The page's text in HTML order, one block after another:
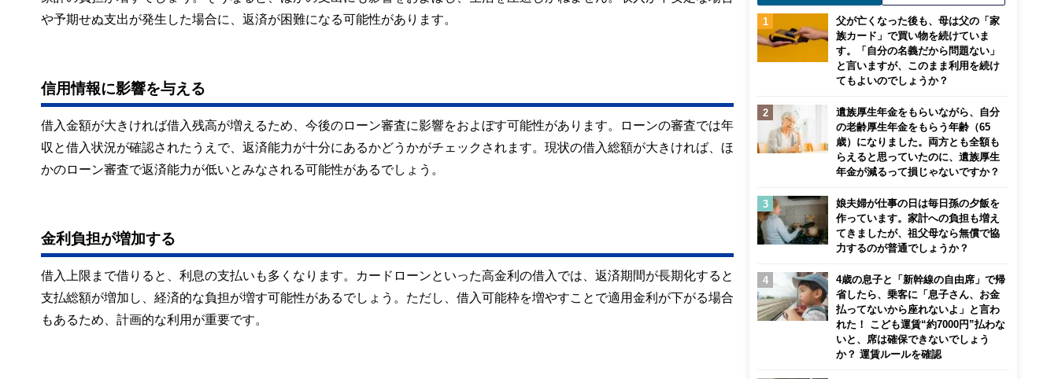
や予期せぬ支出が発生した場合に、返済が困難になる可能性があります。
信用情報に影響を与える
借入金額が大きければ借入残高が増えるため、今後のローン審査に影響をおよぼす可能性があります。ローンの審査では年
収と借入状況が確認されたうえで、返済能力が十分にあるかどうかがチェックされます。現状の借入総額が大きければ、ほ
かのローン審査で返済能力が低いとみなされる可能性があるでしょう。
金利負担が増加する
借入上限まで借りると、利息の支払いも多くなります。カードローンといった高金利の借入では、返済期間が長期化すると
支払総額が増加し、経済的な負担が増す可能性があるでしょう。ただし、借入可能枠を増やすことで適用金利が下がる場合
もあるため、計画的な利用が重要です。
父が亡くなった後も、母は父の「家
族カード」で買い物を続けていま
す。「自分の名義だから問題ない」
と言いますが、このまま利用を続け
てもよいのでしょうか？
遺族厚生年金をもらいながら、自分
の老齢厚生年金をもらう年齢（65
歳）になりました。両方とも全額も
らえると思っていたのに、遺族厚生
年金が減るって損じゃないですか？
娘夫婦が仕事の日は毎日孫の夕飯を
作っています。家計への負担も増え
てきましたが、祖父母なら無償で協
力するのが普通でしょうか？
4歳の息子と「新幹線の自由席」で帰
省したら、乗客に「息子さん、お金
払ってないから座れないよ」と言わ
れた！ こども運賃“約7000円”払わな
いと、席は確保できないでしょう
か？ 運賃ルールを確認